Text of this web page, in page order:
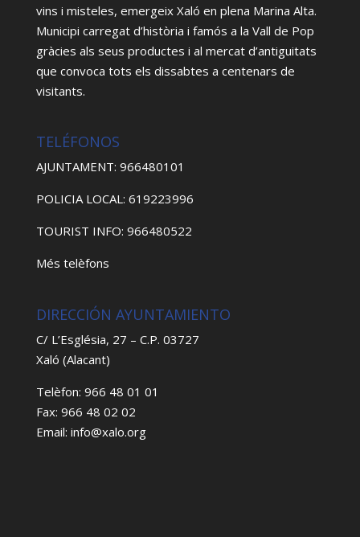
vins i misteles, emergeix Xaló en plena Marina Alta.
Municipi carregat d’història i famós a la Vall de Pop
gràcies als seus productes i al mercat d’antiguitats
que convoca tots els dissabtes a centenars de
visitants.
TELÉFONOS
AJUNTAMENT: 966480101
POLICIA LOCAL: 619223996
TOURIST INFO: 966480522
Més telèfons
DIRECCIÓN AYUNTAMIENTO
C/ L’Església, 27 – C.P. 03727
Xaló (Alacant)
Telèfon: 966 48 01 01
Fax: 966 48 02 02
Email: info@xalo.org